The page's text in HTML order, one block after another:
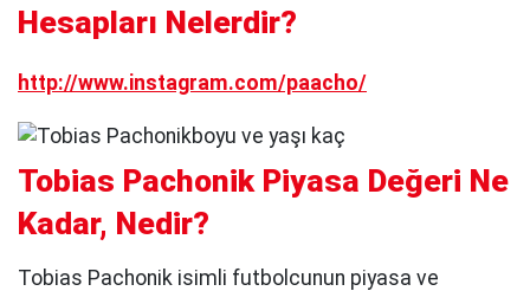
Hesapları Nelerdir?
http://www.instagram.com/paacho/
Tobias Pachonik Piyasa Değeri Ne
Kadar, Nedir?
Tobias Pachonik isimli futbolcunun piyasa ve